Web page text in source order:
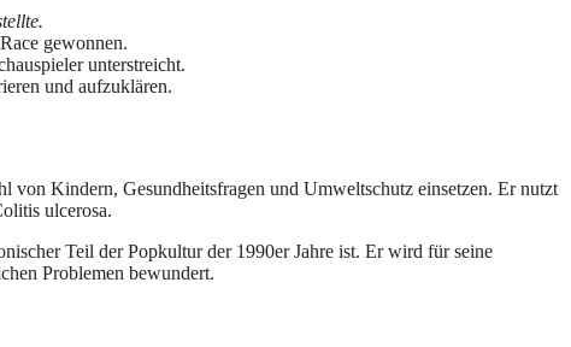
gewonnen.
unterstreicht.
und aufzuklären.
von Kindern, Gesundheitsfragen und Umweltschutz einsetzen. Er nutzt
ulcerosa.
Teil der Popkultur der 1990er Jahre ist. Er wird für seine
Problemen bewundert.